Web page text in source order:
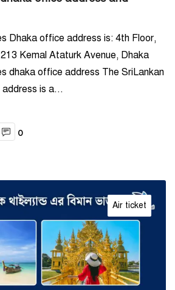
Dhaka office address is: 4th Floor,
Kemal Ataturk Avenue, Dhaka
dhaka office address The SriLankan
is a...
0
Air ticket